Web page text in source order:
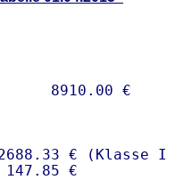
€ (Klasse I)
€